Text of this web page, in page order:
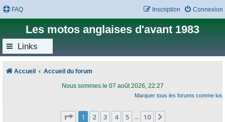
FAQ Connexion
Inscription
Les motos anglaises d'avant 1983
Links
Accueil Accueil du forum
Nous sommes le 07 août 2026, 22:27
Marquer tous les forums comme lus
Page 1sur
1 2 3 4 5 10